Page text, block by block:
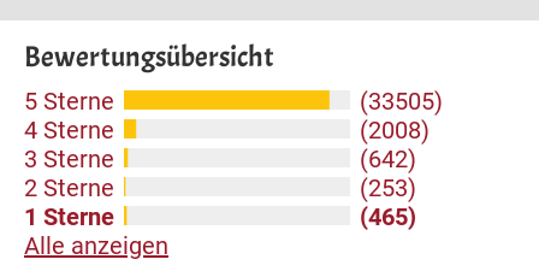
Bewertungsübersicht
5 Sterne
(33505)
4 Sterne
(2008)
3 Sterne
(642)
2 Sterne
(253)
1 Sterne
(465)
Alle anzeigen